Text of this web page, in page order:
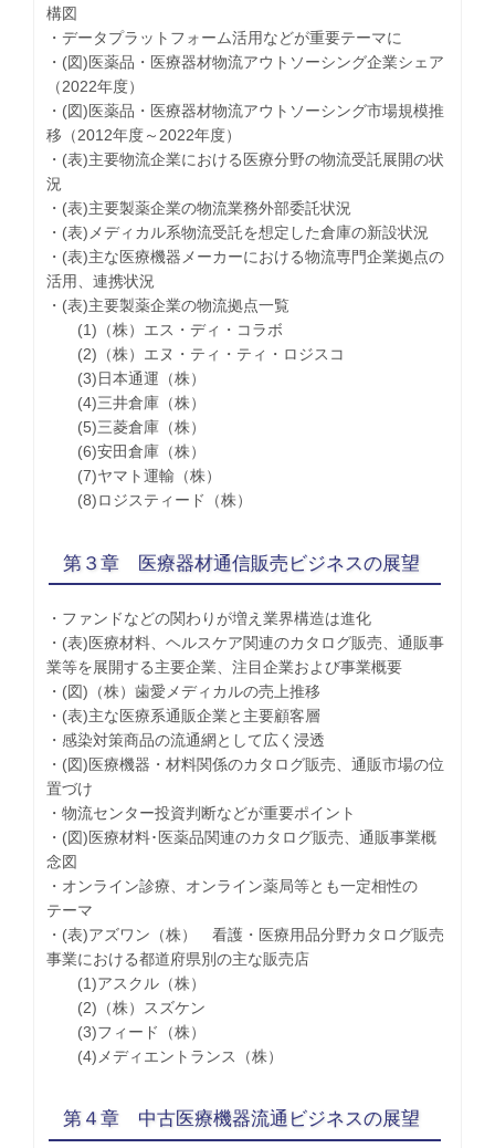
構図
・データプラットフォーム活用などが重要テーマに
・(図)医薬品・医療器材物流アウトソーシング企業シェア
（2022年度）
・(図)医薬品・医療器材物流アウトソーシング市場規模推
移（2012年度～2022年度）
・(表)主要物流企業における医療分野の物流受託展開の状
況
・(表)主要製薬企業の物流業務外部委託状況
・(表)メディカル系物流受託を想定した倉庫の新設状況
・(表)主な医療機器メーカーにおける物流専門企業拠点の
活用、連携状況
・(表)主要製薬企業の物流拠点一覧
(1)（株）エス・ディ・コラボ
(2)（株）エヌ・ティ・ティ・ロジスコ
(3)日本通運（株）
(4)三井倉庫（株）
(5)三菱倉庫（株）
(6)安田倉庫（株）
(7)ヤマト運輸（株）
(8)ロジスティード（株）
第３章 医療器材通信販売ビジネスの展望
・ファンドなどの関わりが増え業界構造は進化
・(表)医療材料、ヘルスケア関連のカタログ販売、通販事
業等を展開する主要企業、注目企業および事業概要
・(図)（株）歯愛メディカルの売上推移
・(表)主な医療系通販企業と主要顧客層
・感染対策商品の流通網として広く浸透
・(図)医療機器・材料関係のカタログ販売、通販市場の位
置づけ
・物流センター投資判断などが重要ポイント
・(図)医療材料･医薬品関連のカタログ販売、通販事業概
念図
・オンライン診療、オンライン薬局等とも一定相性の
テーマ
・(表)アズワン（株） 看護・医療用品分野カタログ販売
事業における都道府県別の主な販売店
(1)アスクル（株）
(2)（株）スズケン
(3)フィード（株）
(4)メディエントランス（株）
第４章 中古医療機器流通ビジネスの展望